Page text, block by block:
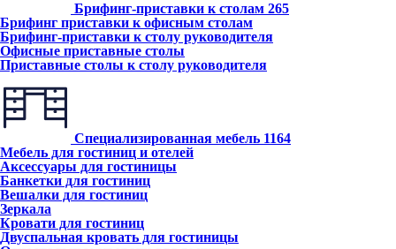
Брифинг-приставки к столам 265
Брифинг приставки к офисным столам
Брифинг-приставки к столу руководителя
Офисные приставные столы
Приставные столы к столу руководителя
Специализированная мебель 1164
Мебель для гостиниц и отелей
Аксессуары для гостиницы
Банкетки для гостиниц
Вешалки для гостиниц
Зеркала
Кровати для гостиниц
Двуспальная кровать для гостиницы